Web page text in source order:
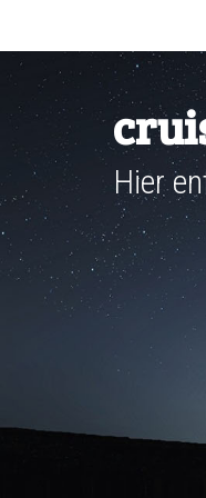
content
Hier